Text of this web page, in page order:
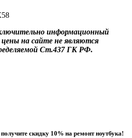
информационный
на сайте не являются
Ст.437 ГК РФ.
скидку 10% на ремонт ноутбука!